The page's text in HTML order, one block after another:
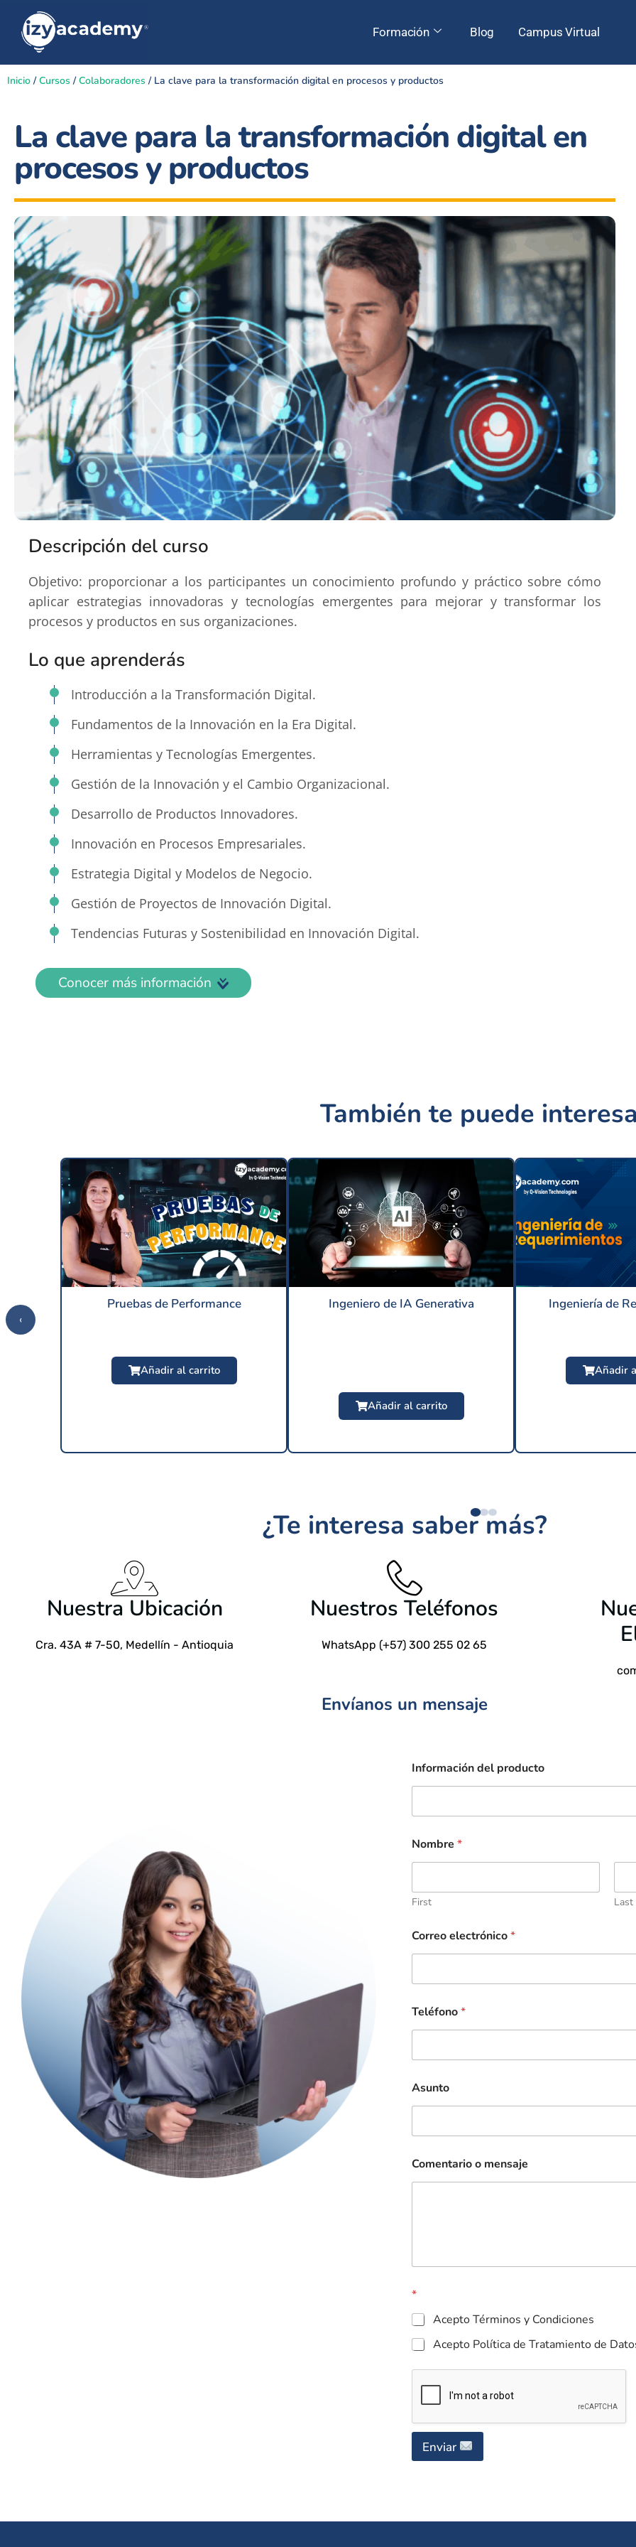
Formación Blog Campus Virtual
Inicio /Cursos /Colaboradores / La clave para la transformación digital en procesos y productos
La clave para la transformación digital en
procesos y productos
Descripción del curso
Objetivo: proporcionar a los participantes un conocimiento profundo y práctico sobre cómo
aplicar estrategias innovadoras y tecnologías emergentes para mejorar y transformar los
procesos y productos en sus organizaciones.
Lo que aprenderás
Introducción a la Transformación Digital.
Fundamentos de la Innovación en la Era Digital.
Herramientas y Tecnologías Emergentes.
Gestión de la Innovación y el Cambio Organizacional.
Desarrollo de Productos Innovadores.
Innovación en Procesos Empresariales.
Estrategia Digital y Modelos de Negocio.
Gestión de Proyectos de Innovación Digital.
Tendencias Futuras y Sostenibilidad en Innovación Digital.
Conocer más información
También te puede
Pruebas de Performance
Añadir al carrito
Ingeniero de IA Generativa
Añadir al carrito
Ingeniería de
Añadir
‹
¿Te interesa saber más?
Nuestra Ubicación
Cra. 43A # 7-50, Medellín - Antioquia
Nuestros Teléfonos
WhatsApp (+57) 300 255 02 65
Envíanos un mensaje
Información del producto
Nombre *
First Last
Correo electrónico*
Teléfono*
Asunto
Comentario o mensaje
*
Acepto Términos y Condiciones
Acepto Política de Tratamiento de
Enviar